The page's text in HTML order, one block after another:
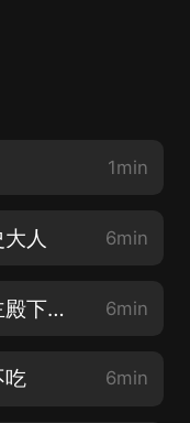
1min
人 6min
暮雲深處相思儘 第二章-公主殿下生病了 6min
吃 6min